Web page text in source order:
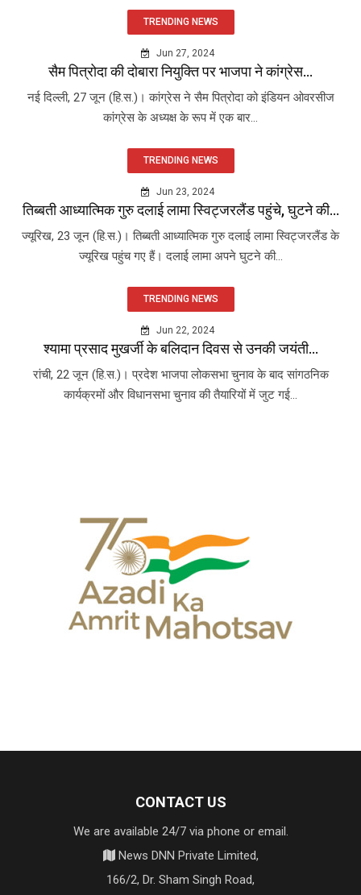
TRENDING NEWS
Jun 27, 2024
सैम पित्रोदा की दोबारा नियुक्ति पर भाजपा ने कांग्रेस...
नई दिल्ली, 27 जून (हि.स.)। कांग्रेस ने सैम पित्रोदा को इंडियन ओवरसीज
कांग्रेस के अध्यक्ष के रूप में एक बार...
TRENDING NEWS
Jun 23, 2024
तिब्बती आध्यात्मिक गुरु दलाई लामा स्विट्जरलैंड पहुंचे, घुटने की...
ज्यूरिख, 23 जून (हि.स.)। तिब्बती आध्यात्मिक गुरु दलाई लामा स्विट्जरलैंड के
ज्यूरिख पहुंच गए हैं। दलाई लामा अपने घुटने की...
TRENDING NEWS
Jun 22, 2024
श्यामा प्रसाद मुखर्जी के बलिदान दिवस से उनकी जयंती...
रांची, 22 जून (हि.स.)। प्रदेश भाजपा लोकसभा चुनाव के बाद सांगठनिक
कार्यक्रमों और विधानसभा चुनाव की तैयारियों में जुट गई...
CONTACT US
We are available 24/7 via phone or email.
News DNN Private Limited,
166/2, Dr. Sham Singh Road,